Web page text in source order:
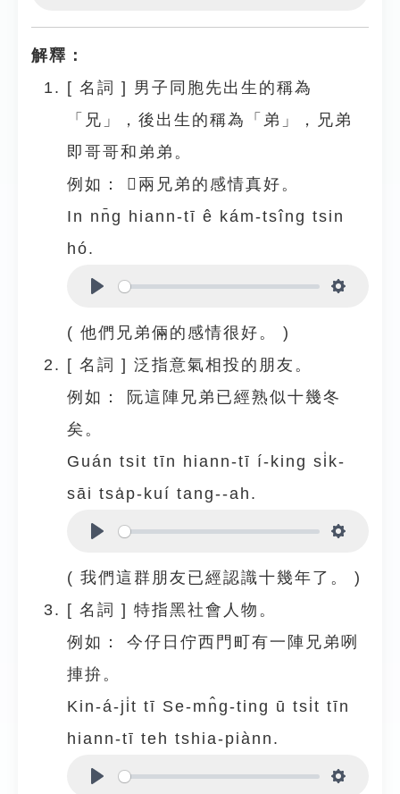
解釋：
[ 名詞 ] 男子同胞先出生的稱為
「兄」，後出生的稱為「弟」，兄弟
即哥哥和弟弟。
例如：
𪜶兩兄弟的感情真好。
In nn̄g hiann-tī ê kám-tsîng tsin
hó.
( 他們兄弟倆的感情很好。 )
[ 名詞 ] 泛指意氣相投的朋友。
例如：
阮這陣兄弟已經熟似十幾冬
矣。
Guán tsit tīn hiann-tī í-king si̍k-
sāi tsa̍p-kuí tang--ah.
( 我們這群朋友已經認識十幾年了。 )
[ 名詞 ] 特指黑社會人物。
例如：
今仔日佇西門町有一陣兄弟咧
捙拚。
Kin-á-ji̍t tī Se-mn̂g-ting ū tsi̍t tīn
hiann-tī teh tshia-piànn.